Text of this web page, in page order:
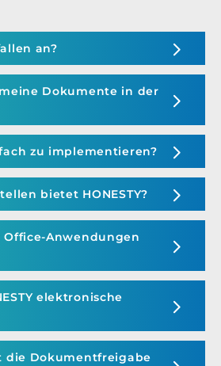
an?
Dokumente in der
zu implementieren?
bietet HONESTY?
Office-Anwendungen
elektronische
Dokumentfreigabe